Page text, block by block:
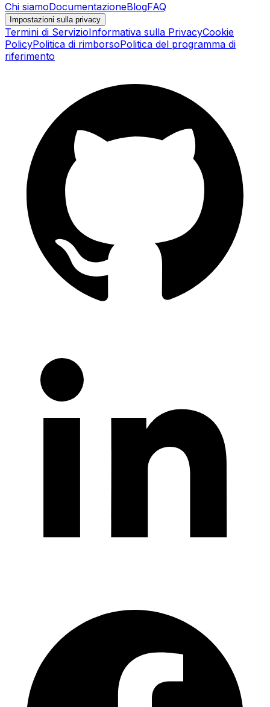
Chi siamoDocumentazioneBlogFAQ
Impostazioni sulla privacy
Termini di ServizioInformativa sulla PrivacyCookie
PolicyPolitica di rimborsoPolitica del programma di
riferimento